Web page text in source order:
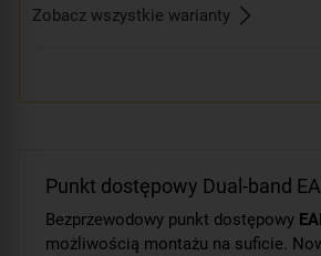
Zobacz wszystkie warianty
Punkt dostępowy Dual-band
Bezprzewodowy punkt dostępowy
możliwością montażu na suficie.